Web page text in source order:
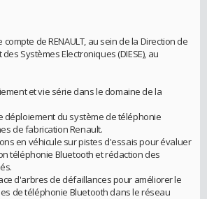
de RENAULT, au sein de la Direction de
Systèmes Electroniques (DIESE), au
et vie série dans le domaine de la
déploiement du système de téléphonie
de fabrication Renault.
en véhicule sur pistes d'essais pour évaluer
téléphonie Bluetooth et rédaction des
d'arbres de défaillances pour améliorer le
de téléphonie Bluetooth dans le réseau